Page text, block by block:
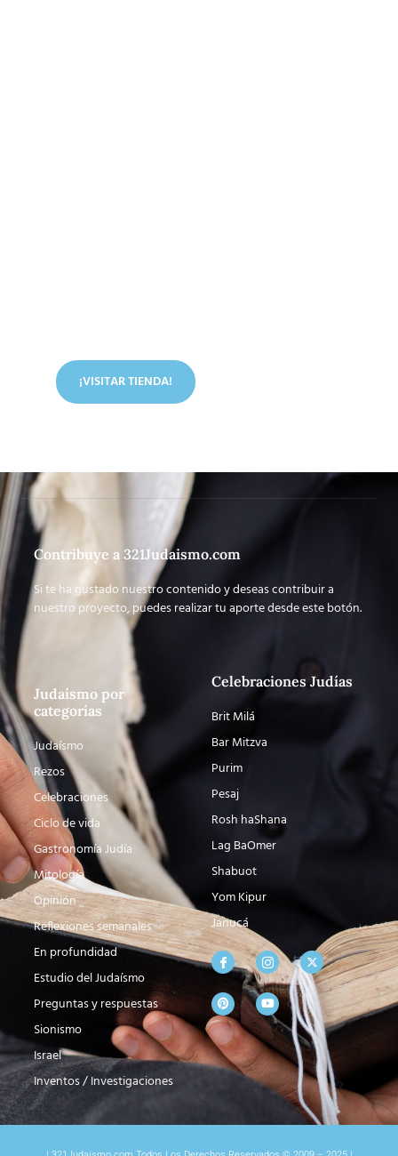
¡VISITAR TIENDA!
Contribuye a 321Judaismo.com
Si te ha gustado nuestro contenido y deseas contribuir a
nuestro proyecto, puedes realizar tu aporte desde este botón.
Judaísmo por
categorías
Judaísmo
Rezos
Celebraciones
Ciclo de vida
Gastronomía Judía
Mitología
Opinión
Reflexiones semanales
En profundidad
Estudio del Judaísmo
Preguntas y respuestas
Sionismo
Israel
Inventos / Investigaciones
Celebraciones Judías
Brit Milá
Bar Mitzva
Purim
Pesaj
Rosh haShana
Lag BaOmer
Shabuot
Yom Kipur
Janucá